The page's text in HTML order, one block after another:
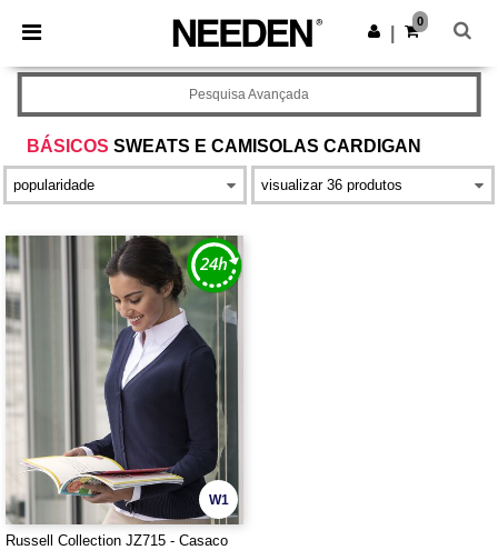
× App Needen
Melhores preços na app!
Obter app
0
BÁSICOS SWEATS E CAMISOLAS CARDIGAN
Pesquisa Avançada
W1
Russell Collection JZ715 - Casaco